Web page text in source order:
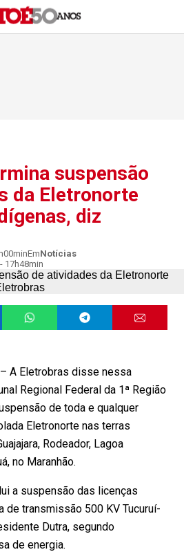
suspensão
da Eletronorte
diz
EmNotícias
17h48min
A Eletrobras disse nessa
Regional Federal da 1ª Região
de toda e qualquer
Eletronorte nas terras
Rodeador, Lagoa
no Maranhão.
a suspensão das licenças
de transmissão 500 KV Tucuruí-
Dutra, segundo
de energia.